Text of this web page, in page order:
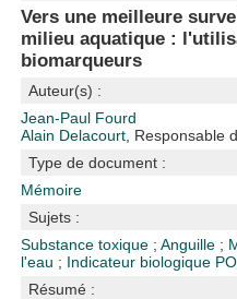
Vers une meilleure
milieu aquatique :
biomarqueurs
Auteur(s) :
Jean-Paul Fourd
Alain Delacourt , Responsable
Type de document :
Mémoire
Sujets :
Substance toxique ;Anguille ;
l'eau ; Indicateur biologique
Résumé :